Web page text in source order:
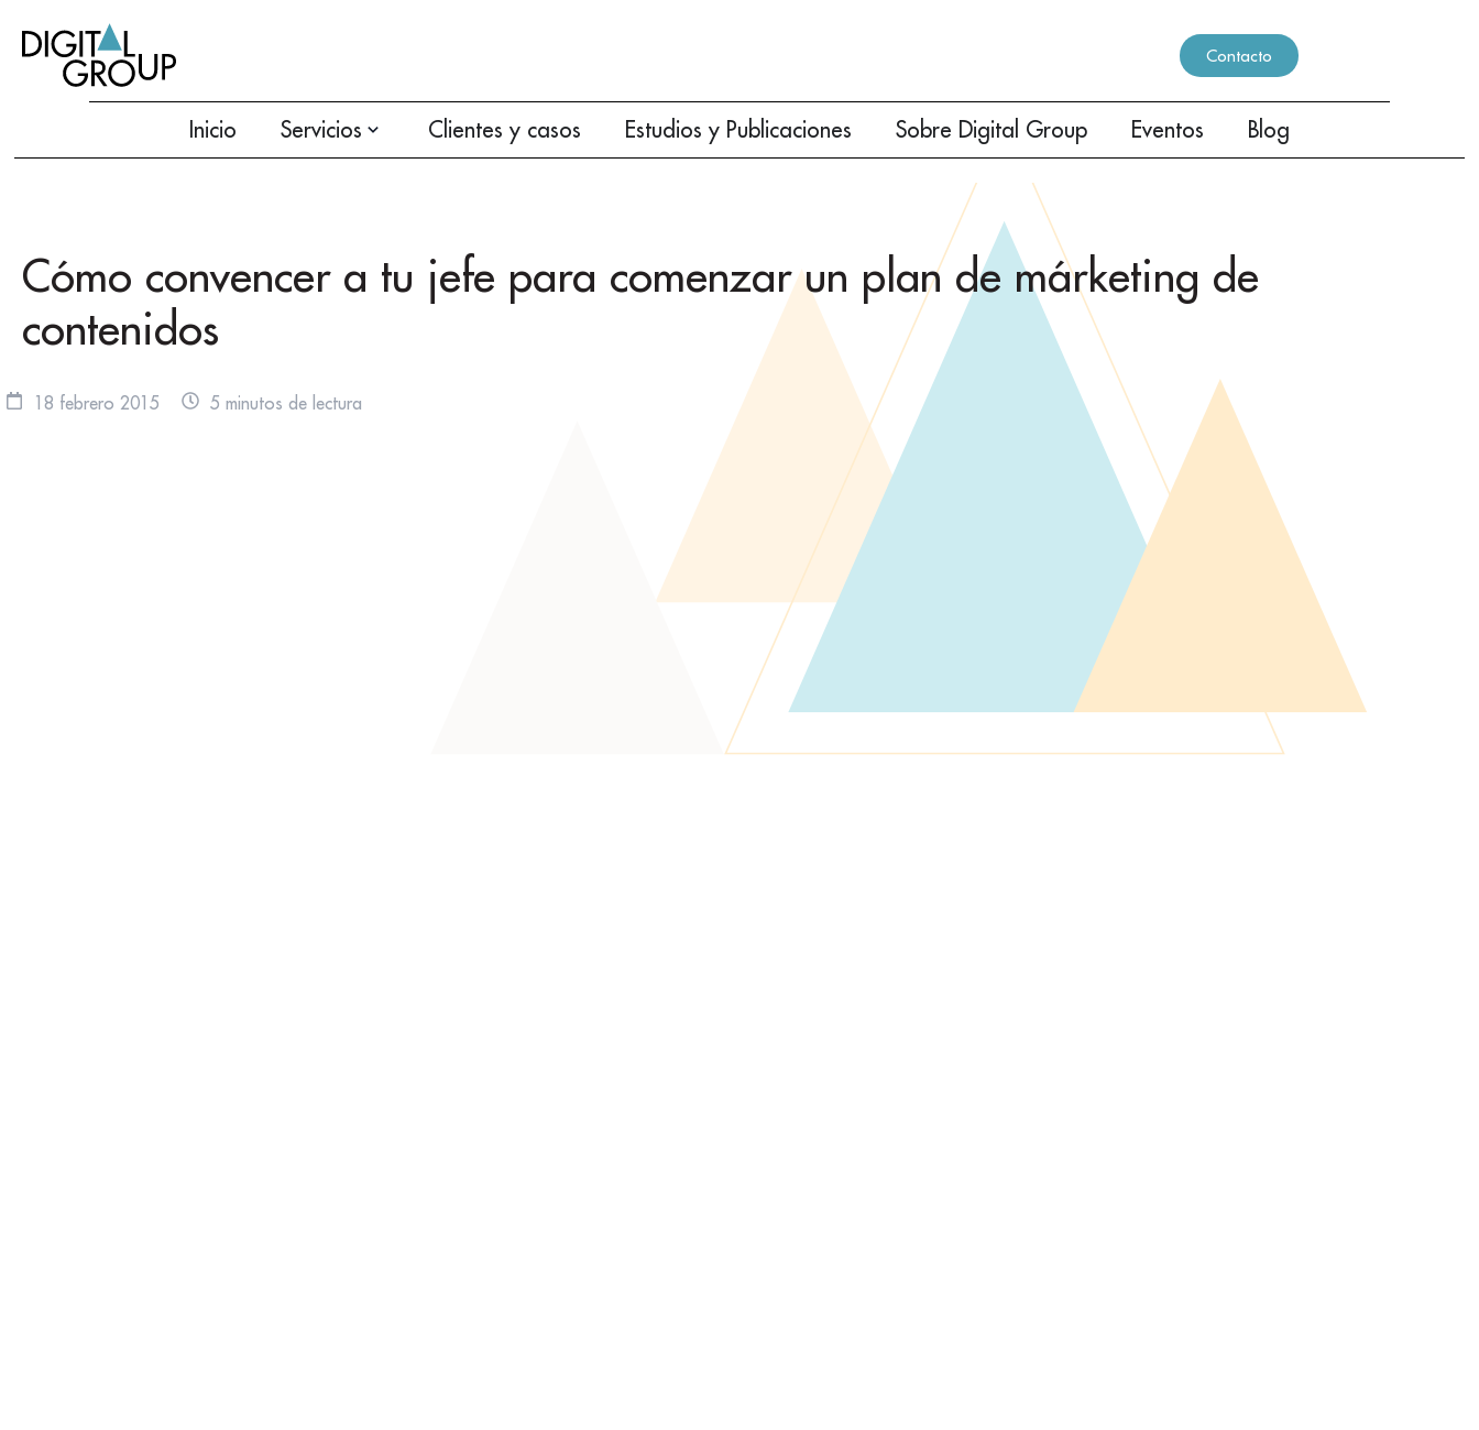
Contacto
Inicio Servicios Clientes y casos Estudios y Publicaciones Sobre Digital Group Eventos Blog
Cómo convencer a tu jefe para comenzar un plan de márketing de
contenidos
18 febrero 2015 5 minutos de lectura